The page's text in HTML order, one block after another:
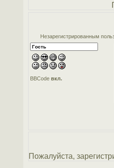
Незарегистрированным
BBCodeвкл.
Пожалуйста,